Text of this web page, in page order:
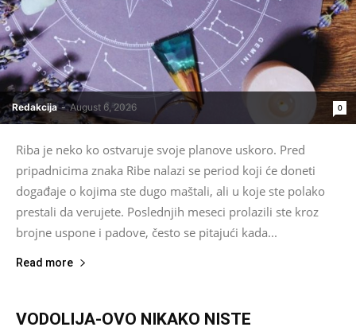
Redakcija - August 6, 2026 0
Riba je neko ko ostvaruje svoje planove uskoro. Pred
pripadnicima znaka Ribe nalazi se period koji će doneti
događaje o kojima ste dugo maštali, ali u koje ste polako
prestali da verujete. Poslednjih meseci prolazili ste kroz
brojne uspone i padove, često se pitajući kada...
Read more
VODOLIJA-OVO NIKAKO NISTE